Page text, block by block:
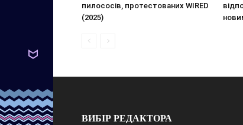
пилососів, протестованих WIRED
(2025)
ВИБІР РЕДАКТОРА